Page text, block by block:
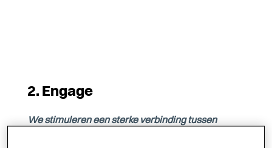
2. Engage
We stimuleren een sterke verbinding tussen